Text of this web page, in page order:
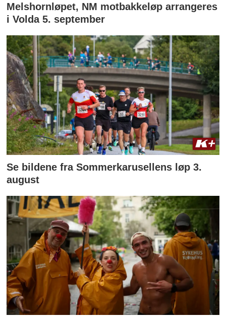
Melshornløpet, NM motbakkeløp arrangeres
i Volda 5. september
Se bildene fra Sommerkarusellens løp 3.
august